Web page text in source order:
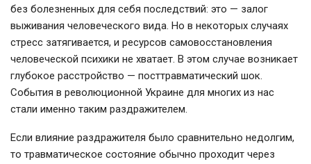
без болезненных для себя последствий: это — залог
выживания человеческого вида. Но в некоторых случаях
стресс затягивается, и ресурсов самовосстановления
человеческой психики не хватает. В этом случае возникает
глубокое расстройство — посттравматический шок.
События в революционной Украине для многих из нас
стали именно таким раздражителем.
Если влияние раздражителя было сравнительно недолгим,
то травматическое состояние обычно проходит через